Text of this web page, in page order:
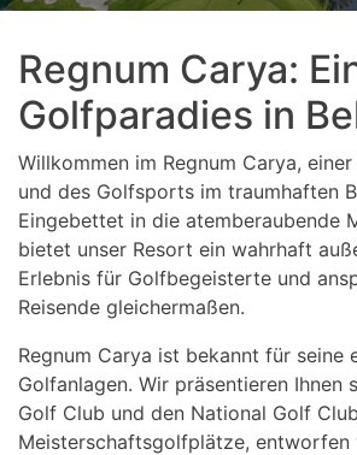
Regnum Carya:
Golfparadies in
Willkommen im Regnum Carya,
und des Golfsports im traumhaften
Eingebettet in die atemberaubende
bietet unser Resort ein wahrhaft
Erlebnis für Golfbegeisterte und
Reisende gleichermaßen.
Regnum Carya ist bekannt für seine
Golfanlagen. Wir präsentieren Ihnen
Golf Club und den National Golf
Meisterschaftsgolfplätze, entworfen